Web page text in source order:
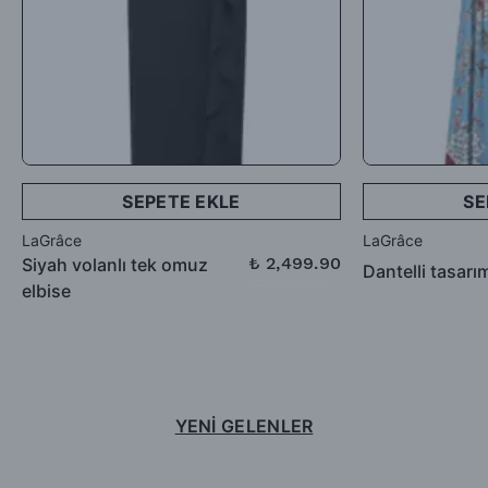
SEPETE EKLE
LaGrâce
Siyah volanlı tek omuz
elbise
₺ 2,499.90
LaGrâce
Dantelli
YENİ GELENLER